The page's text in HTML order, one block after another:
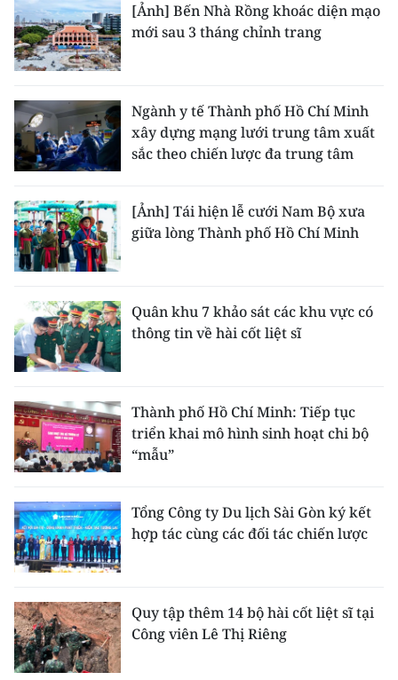
[Ảnh] Bến Nhà Rồng khoác diện mạo
mới sau 3 tháng chỉnh trang
Ngành y tế Thành phố Hồ Chí Minh
xây dựng mạng lưới trung tâm xuất
sắc theo chiến lược đa trung tâm
[Ảnh] Tái hiện lễ cưới Nam Bộ xưa
giữa lòng Thành phố Hồ Chí Minh
Quân khu 7 khảo sát các khu vực có
thông tin về hài cốt liệt sĩ
Thành phố Hồ Chí Minh: Tiếp tục
triển khai mô hình sinh hoạt chi bộ
“mẫu”
Tổng Công ty Du lịch Sài Gòn ký kết
hợp tác cùng các đối tác chiến lược
Quy tập thêm 14 bộ hài cốt liệt sĩ tại
Công viên Lê Thị Riêng